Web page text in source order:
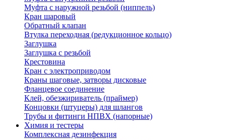
Муфта с наружной резьбой (ниппель)
Кран шаровый
Обратный клапан
Втулка переходная (редукционное кольцо)
Заглушка
Заглушка с резьбой
Крестовина
Кран с электроприводом
Краны шаговые, затворы дисковые
Фланцевое соединение
Клей, обезжириватель (праймер)
Концовки (штуцеры) для шлангов
Трубы и фитинги НПВХ (напорные)
Химия и тестеры
Комплексная дезинфекция